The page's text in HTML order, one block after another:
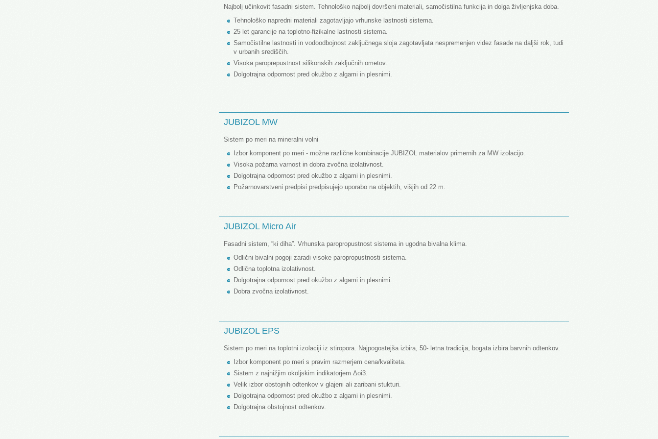
Najbolj učinkovit fasadni sistem. Tehnološko najbolj dovršeni materiali, samočistilna funkcija in dolga življenjska doba.
Tehnološko napredni materiali zagotavljajo vrhunske lastnosti sistema.
25 let garancije na toplotno-fizikalne lastnosti sistema.
Samočistilne lastnosti in vodoodbojnost zaključnega sloja zagotavljata nespremenjen videz fasade na daljši rok, tudi
v urbanih središčih.
Visoka paroprepustnost silikonskih zaključnih ometov.
Dolgotrajna odpornost pred okužbo z algami in plesnimi.
JUBIZOL MW
Sistem po meri na mineralni volni
Izbor komponent po meri - možne različne kombinacije JUBIZOL materialov primernih za MW izolacijo.
Visoka požarna varnost in dobra zvočna izolativnost.
Dolgotrajna odpornost pred okužbo z algami in plesnimi.
Požarnovarstveni predpisi predpisujejo uporabo na objektih, višjih od 22 m.
JUBIZOL Micro Air
Fasadni sistem, “ki diha”. Vrhunska paropropustnost sistema in ugodna bivalna klima.
Odlični bivalni pogoji zaradi visoke paropropustnosti sistema.
Odlična toplotna izolativnost.
Dolgotrajna odpornost pred okužbo z algami in plesnimi.
Dobra zvočna izolativnost.
JUBIZOL EPS
Sistem po meri na toplotni izolaciji iz stiropora. Najpogostejša izbira, 50- letna tradicija, bogata izbira barvnih odtenkov.
Izbor komponent po meri s pravim razmerjem cena/kvaliteta.
Sistem z najnižjim okoljskim indikatorjem Δoi3.
Velik izbor obstojnih odtenkov v glajeni ali zaribani stukturi.
Dolgotrajna odpornost pred okužbo z algami in plesnimi.
Dolgotrajna obstojnost odtenkov.